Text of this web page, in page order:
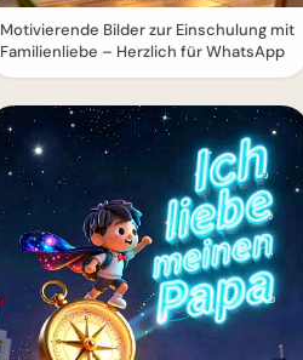
Motivierende Bilder zur Einschulung mit
Familienliebe – Herzlich für WhatsApp